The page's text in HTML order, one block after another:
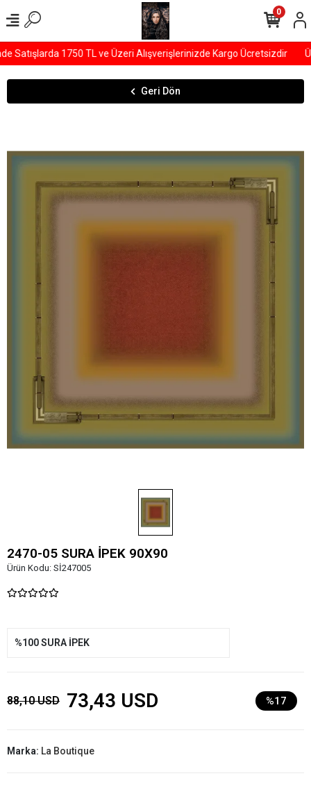
Satışlarda 1750 TL ve Üzeri Alışverişlerinizde Kargo Ücretsizdir
0
Geri Dön
2470-05 SURA İPEK 90X90
Ürün Kodu: Sİ247005
%100 SURA İPEK
88,10 USD 73,43 USD %17
Marka: La Boutique